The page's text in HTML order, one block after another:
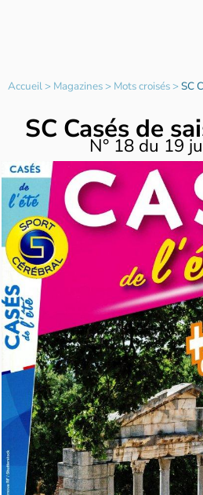
Accueil> Magazines> Mots croisés>SC
SC Casés de
N°18du 19